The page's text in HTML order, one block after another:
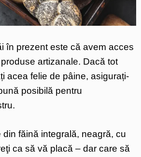
în prezent este că avem acces
artizanale. Dacă tot
acea felie de pâine, asigurați-
posibilă pentru
făină integrală, neagră, cu
ca să vă placă – dar care să